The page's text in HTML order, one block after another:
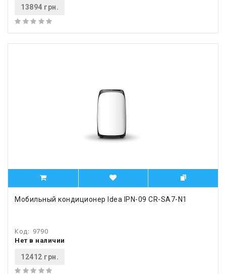
13894 грн.
Мобильный кондиционер Idea IPN-09 CR-SA7-N1
Код: 9790
Нет в наличии
12412 грн.